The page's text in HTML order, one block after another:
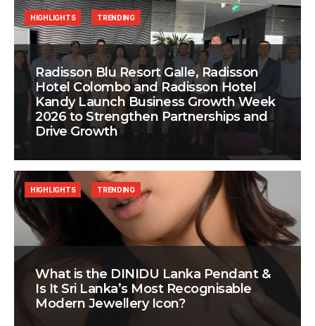
Radisson Blu Resort Galle, Radisson
Hotel Colombo and Radisson Hotel
Kandy Launch Business Growth Week
2026 to Strengthen Partnerships and
Drive Growth
HIGHLIGHTS TRENDING
What is the DINIDU Lanka Pendant &
Is It Sri Lanka’s Most Recognisable
Modern Jewellery Icon?
HIGHLIGHTS TRENDING